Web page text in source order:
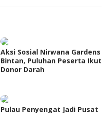
Aksi Sosial Nirwana Gardens
Bintan, Puluhan Peserta Ikut
Donor Darah
Pulau Penyengat Jadi Pusat